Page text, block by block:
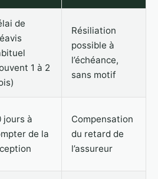
de
1 à 2
Résiliation
possible à
l’échéance,
sans motif
jours à
de la
Compensation
du retard de
l’assureur